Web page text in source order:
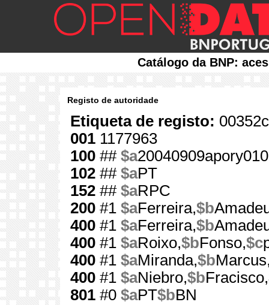
Catálogo da BNP:
Registo de autoridade
Etiqueta de registo:
001 1177963
100 ## $a
102 ## $aPT
152 ## $aRPC
200 #1 $aFerreira,$b
400 #1 $aFerreira,$b
400 #1 $aRoixo,$bFonso,$c
400 #1 $aMiranda,$b
400 #1 $aNiebro,$bFracisco,
801 #0 $aPT$bBN